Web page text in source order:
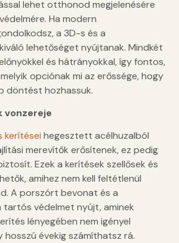
lehet otthonod megjelenésére
Ha modern
a 3D-s és a
lehetőséget nyújtanak. Mindkét
és hátrányokkal, így fontos,
opciónak mi az erőssége, hogy
döntést hozhassuk.
vonzereje
kerítései hegesztett acélhuzalból
merevítők erősítenek, ez pedig
Ezek a kerítések szellősek és
amihez nem kell feltétlenül
A porszórt bevonat és a
tartós védelmet nyújt, aminek
lényegében nem igényel
évekig számíthatsz rá.